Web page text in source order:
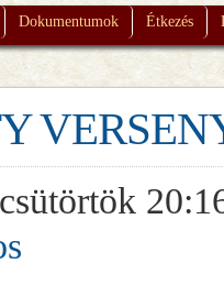
Dokumentumok Étkezés